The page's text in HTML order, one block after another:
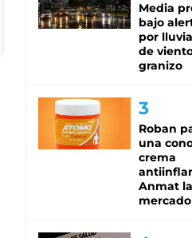
Media
bajo
por
de
granizo
Roban
una
crema
Anmat
mercado